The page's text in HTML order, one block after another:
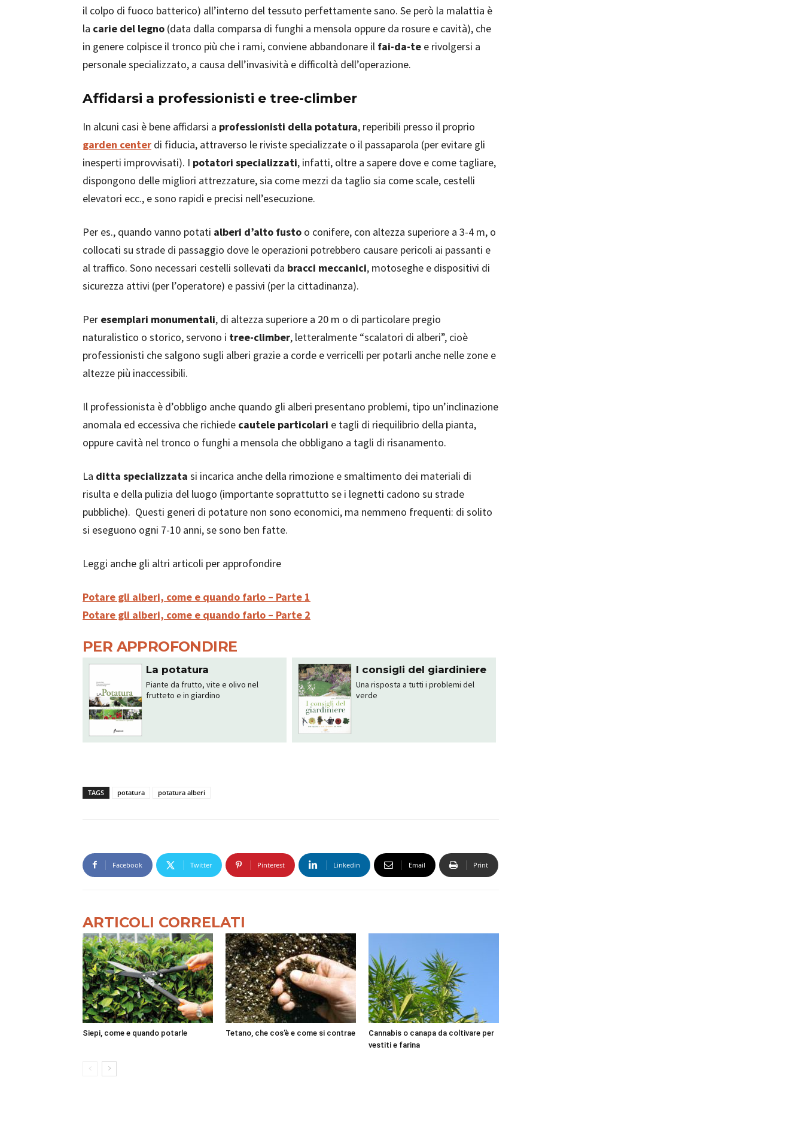
il colpo di fuoco batterico) all’interno del tessuto perfettamente sano. Se però la malattia è
la carie del legno (data dalla comparsa di funghi a mensola oppure da rosure e cavità), che
in genere colpisce il tronco più che i rami, conviene abbandonare il fai-da-te e rivolgersi a
personale specializzato, a causa dell’invasività e difficoltà dell’operazione.
Affidarsi a professionisti e tree-climber
In alcuni casi è bene affidarsi a professionisti della potatura, reperibili presso il proprio
garden center di fiducia, attraverso le riviste specializzate o il passaparola (per evitare gli
inesperti improvvisati). I potatori specializzati, infatti, oltre a sapere dove e come tagliare,
dispongono delle migliori attrezzature, sia come mezzi da taglio sia come scale, cestelli
elevatori ecc., e sono rapidi e precisi nell’esecuzione.
Per es., quando vanno potati alberi d’alto fusto o conifere, con altezza superiore a 3-4 m, o
collocati su strade di passaggio dove le operazioni potrebbero causare pericoli ai passanti e
al traffico. Sono necessari cestelli sollevati da bracci meccanici, motoseghe e dispositivi di
sicurezza attivi (per l’operatore) e passivi (per la cittadinanza).
Per esemplari monumentali, di altezza superiore a 20 m o di particolare pregio
naturalistico o storico, servono i tree-climber, letteralmente “scalatori di alberi”, cioè
professionisti che salgono sugli alberi grazie a corde e verricelli per potarli anche nelle zone e
altezze più inaccessibili.
Il professionista è d’obbligo anche quando gli alberi presentano problemi, tipo un’inclinazione
anomala ed eccessiva che richiede cautele particolari e tagli di riequilibrio della pianta,
oppure cavità nel tronco o funghi a mensola che obbligano a tagli di risanamento.
La ditta specializzata si incarica anche della rimozione e smaltimento dei materiali di
risulta e della pulizia del luogo (importante soprattutto se i legnetti cadono su strade
pubbliche). Questi generi di potature non sono economici, ma nemmeno frequenti: di solito
si eseguono ogni 7-10 anni, se sono ben fatte.
Leggi anche gli altri articoli per approfondire
Potare gli alberi, come e quando farlo – Parte 1
Potare gli alberi, come e quando farlo – Parte 2
PER APPROFONDIRE
La potatura
Piante da frutto, vite e olivo nel
frutteto e in giardino
I consigli del giardiniere
Una risposta a tutti i problemi del
verde
TAGS potatura potatura alberi
Facebook Twitter Pinterest Linkedin Email Print
ARTICOLI CORRELATI
Siepi, come e quando potarle Tetano, che cos’è e come si contrae
Cannabis o canapa da coltivare per
vestiti e farina